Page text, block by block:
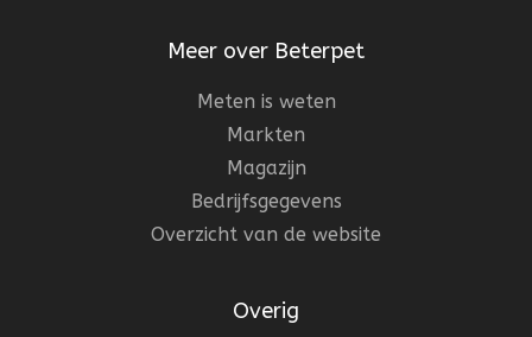
Meer over Beterpet
Meten is weten
Markten
Magazijn
Bedrijfsgegevens
Overzicht van de website
Overig